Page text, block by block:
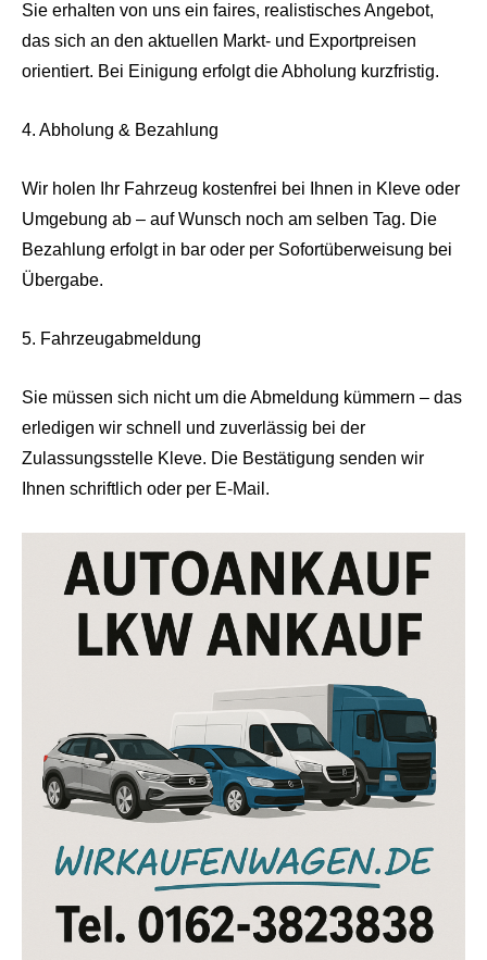
Sie erhalten von uns ein faires, realistisches Angebot,
das sich an den aktuellen Markt- und Exportpreisen
orientiert. Bei Einigung erfolgt die Abholung kurzfristig.
4. Abholung & Bezahlung
Wir holen Ihr Fahrzeug kostenfrei bei Ihnen in Kleve oder
Umgebung ab – auf Wunsch noch am selben Tag. Die
Bezahlung erfolgt in bar oder per Sofortüberweisung bei
Übergabe.
5. Fahrzeugabmeldung
Sie müssen sich nicht um die Abmeldung kümmern – das
erledigen wir schnell und zuverlässig bei der
Zulassungsstelle Kleve. Die Bestätigung senden wir
Ihnen schriftlich oder per E-Mail.